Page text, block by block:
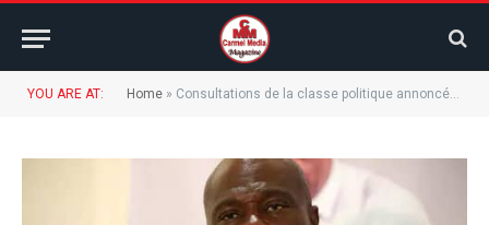
YOU ARE AT: Home » Consultations de la classe politique annoncé par le chef de l’état : l’Écide promet de se prononcer la semaine prochaine.